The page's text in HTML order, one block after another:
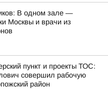
В одном зале —
Москвы и врачи из
пункт и проекты ТОС:
совершил рабочую
район